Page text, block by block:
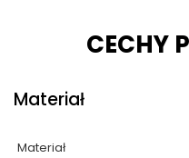
CECHY
Materiał
Materiał